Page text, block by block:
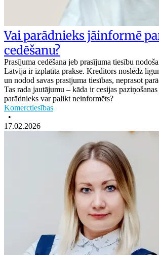
Vai parādnieks jāinformē
cedēšanu?
Prasījuma cedēšana jeb prasījuma tiesību
Latvijā ir izplatīta prakse. Kreditors noslēdz
un nodod savas prasījuma tiesības, neprasot
Tas rada jautājumu – kāda ir cesijas
parādnieks var palikt neinformēts?
Komerctiesības
•
17.02.2026